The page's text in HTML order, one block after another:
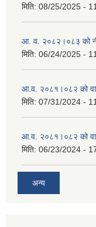
मिति: 08/25/2025 -
आ. व. २०८२।०८३ को
मिति: 06/24/2025 -
आ.व. २०८१।०८२ को
मिति: 07/31/2024 -
आ.व. २०८१।०८२ को
मिति: 06/23/2024 -
अन्य